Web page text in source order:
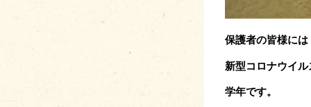
保護者の皆様には
新型コロナウイ
学年です。